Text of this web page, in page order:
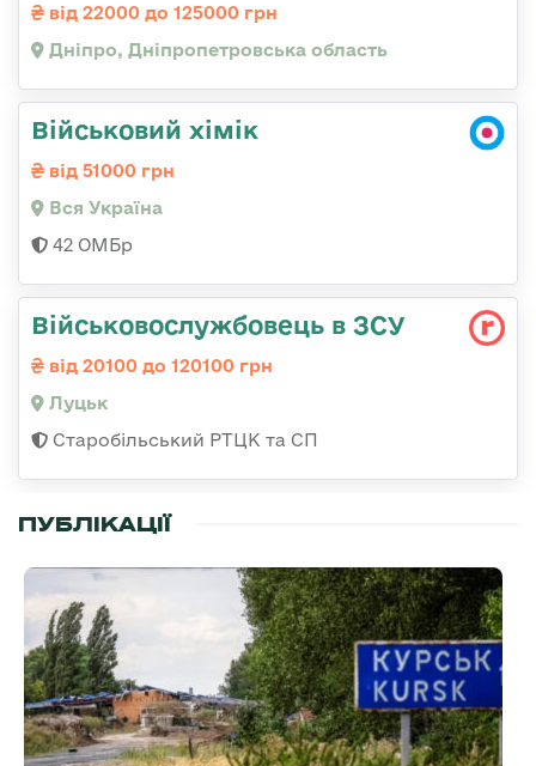
від 22000 до 125000 грн
Дніпро, Дніпропетровська область
Військовий хімік
від 51000 грн
Вся Україна
42 ОМБр
Військовослужбовець в ЗСУ
від 20100 до 120100 грн
Луцьк
Старобільський РТЦК та СП
ПУБЛІКАЦІЇ